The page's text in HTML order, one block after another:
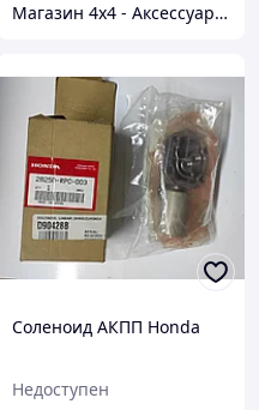
Магазин 4x4 - Аксессуары и запчасти для внедорожников
Соленоид АКПП Honda
Недоступен